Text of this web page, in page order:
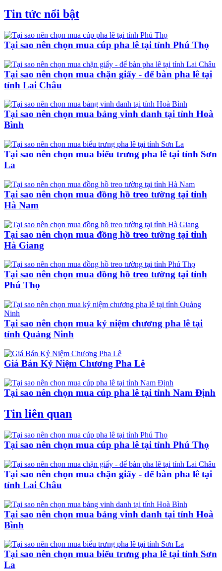
Tin tức nổi bật
Tại sao nên chọn mua cúp pha lê tại tỉnh Phú Thọ
Tại sao nên chọn mua chặn giấy - để bàn pha lê tại
tỉnh Lai Châu
Tại sao nên chọn mua bảng vinh danh tại tỉnh Hoà
Bình
Tại sao nên chọn mua biểu trưng pha lê tại tỉnh Sơn
La
Tại sao nên chọn mua đồng hồ treo tường tại tỉnh
Hà Nam
Tại sao nên chọn mua đồng hồ treo tường tại tỉnh
Hà Giang
Tại sao nên chọn mua đồng hồ treo tường tại tỉnh
Phú Thọ
Tại sao nên chọn mua kỷ niệm chương pha lê tại
tỉnh Quảng Ninh
Giá Bán Kỷ Niệm Chương Pha Lê
Tại sao nên chọn mua cúp pha lê tại tỉnh Nam Định
Tin liên quan
Tại sao nên chọn mua cúp pha lê tại tỉnh Phú Thọ
Tại sao nên chọn mua chặn giấy - để bàn pha lê tại
tỉnh Lai Châu
Tại sao nên chọn mua bảng vinh danh tại tỉnh Hoà
Bình
Tại sao nên chọn mua biểu trưng pha lê tại tỉnh Sơn
La